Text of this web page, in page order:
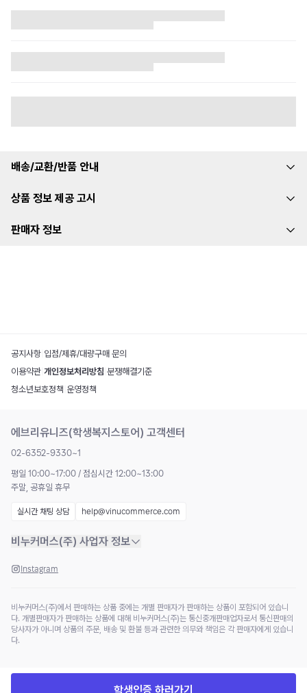
배송/교환/반품 안내
상품 정보 제공 고시
판매자 정보
학생인증 하러가기
공지사항 입점/제휴/대량구매 문의
이용약관 개인정보처리방침 분쟁해결기준
청소년보호정책 운영정책
에브리유니즈(학생복지스토어) 고객센터
02-6352-9330~1
평일 10:00~17:00 / 점심시간 12:00~13:00
주말, 공휴일 휴무
실시간 채팅 상담 help@vinucommerce.com
비누커머스(주) 사업자 정보
Instagram
비누커머스(주)에서 판매하는 상품 중에는 개별 판매자가 판매하는 상품이 포함되어 있습니
다. 개별판매자가 판매하는 상품에 대해 비누커머스(주)는 통신중개판매업자로서 통신판매의
당사자가 아니며 상품의 주문, 배송 및 환불 등과 관련한 의무와 책임은 각 판매자에게 있습니
다.